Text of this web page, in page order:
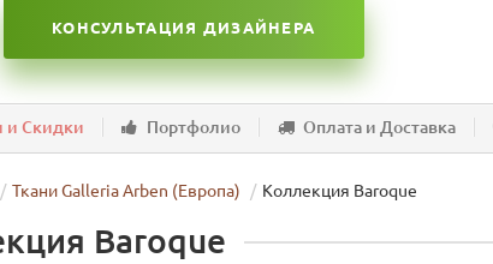
КОНСУЛЬТАЦИЯ ДИЗАЙНЕРА
и Скидки Портфолио Оплата и Доставка
Ткани Galleria Arben (Европа) Коллекция Baroque
Baroque